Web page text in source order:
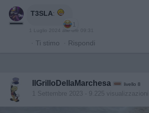
T3SLA:
1
1 Luglio 2024 alle ore 09:31
· Ti stimo · Rispondi
IlGrilloDellaMarchesa livello 8
1 Settembre 2023 - 9.225 visualizzazioni